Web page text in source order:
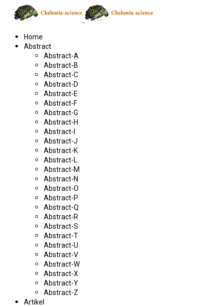
Home
Abstract
Abstract-A
Abstract-B
Abstract-C
Abstract-D
Abstract-E
Abstract-F
Abstract-G
Abstract-H
Abstract-I
Abstract-J
Abstract-K
Abstract-L
Abstract-M
Abstract-N
Abstract-O
Abstract-P
Abstract-Q
Abstract-R
Abstract-S
Abstract-T
Abstract-U
Abstract-V
Abstract-W
Abstract-X
Abstract-Y
Abstract-Z
Artikel